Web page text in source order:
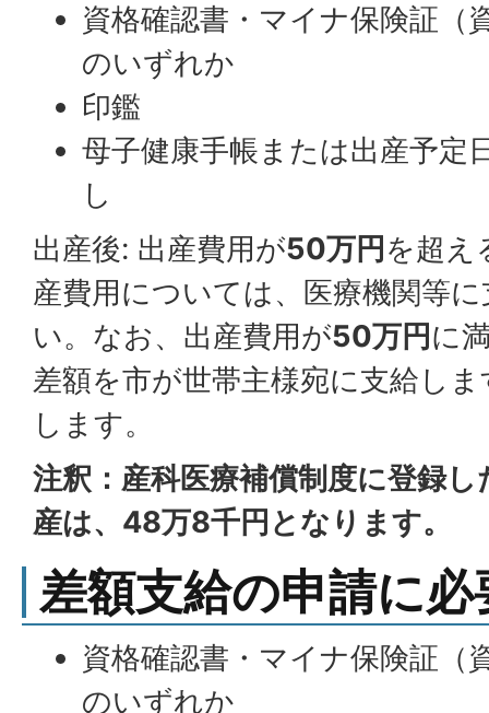
資格確認書・マイナ保険証（
のいずれか
印鑑
母子健康手帳または出産予定
し
出産後: 出産費用が50万円 を超え
産費用については、医療機関等
い。なお、出産費用が50万円 に
差額を市が世帯主様宛に支給し
します。
注釈：産科医療補償制度に登録
産は、48万8千円となります。
差額支給の申請に
資格確認書・マイナ保険証（
のいずれか